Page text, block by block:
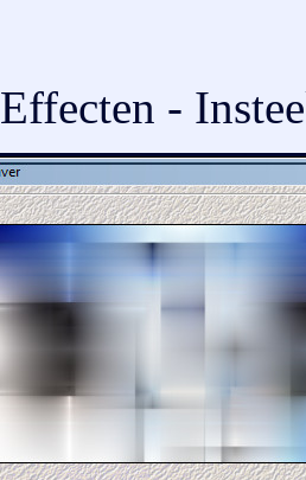
Effecten -